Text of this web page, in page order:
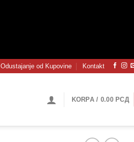
Odustajanje od Kupovine Kontakt
KORPA / 0.00 РСД